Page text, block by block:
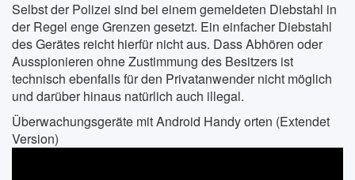
Selbst der Polizei sind bei einem gemeldeten Diebstahl in
der Regel enge Grenzen gesetzt. Ein einfacher Diebstahl
des Gerätes reicht hierfür nicht aus. Dass Abhören oder
Ausspionieren ohne Zustimmung des Besitzers ist
technisch ebenfalls für den Privatanwender nicht möglich
und darüber hinaus natürlich auch illegal.
Überwachungsgeräte mit Android Handy orten (Extendet
Version)